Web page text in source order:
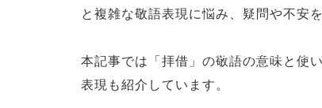
scrollbars=yes');
return false;"> シ
と複雑な敬語表現に悩み、疑問や不安
本記事では「拝借」の敬語の意味と使
表現も紹介しています。